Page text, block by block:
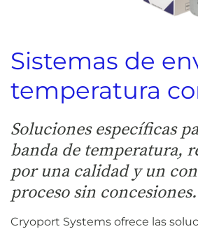
Sistemas de
temperatura
Soluciones específicas
banda de temperatura,
por una calidad y un
proceso sin concesiones.
Cryoport Systems ofrece las